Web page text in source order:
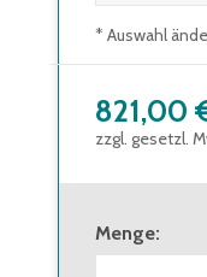
* Auswahl
821,00
zzgl. gesetzl.
Menge: